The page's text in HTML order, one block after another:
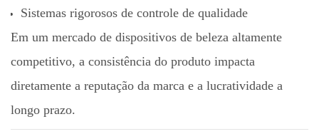
Sistemas rigorosos de controle de qualidade
Em um mercado de dispositivos de beleza altamente
competitivo, a consistência do produto impacta
diretamente a reputação da marca e a lucratividade a
longo prazo.